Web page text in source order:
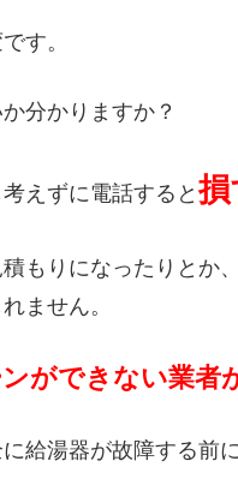
す。
分かりますか？
えずに電話すると損
もりになったりとか
ません。
ができない業者
給湯器が故障する前